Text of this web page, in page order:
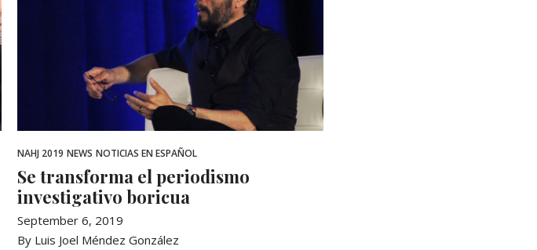
NAHJ 2019 NEWS NOTICIAS EN ESPAÑOL
Se transforma el periodismo
investigativo boricua
September 6, 2019
By Luis Joel Méndez González